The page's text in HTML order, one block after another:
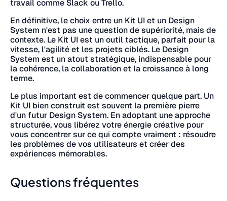
travail comme Slack ou Trello.
En définitive, le choix entre un Kit UI et un Design
System n'est pas une question de supériorité, mais de
contexte. Le Kit UI est un outil tactique, parfait pour la
vitesse, l'agilité et les projets ciblés. Le Design
System est un atout stratégique, indispensable pour
la cohérence, la collaboration et la croissance à long
terme.
Le plus important est de commencer quelque part. Un
Kit UI bien construit est souvent la première pierre
d'un futur Design System. En adoptant une approche
structurée, vous libérez votre énergie créative pour
vous concentrer sur ce qui compte vraiment : résoudre
les problèmes de vos utilisateurs et créer des
expériences mémorables.
Questions fréquentes